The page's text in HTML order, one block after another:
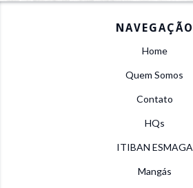
NAVEGAÇÃO
Home
Quem Somos
Contato
HQs
ITIBAN ESMAGA
Mangás